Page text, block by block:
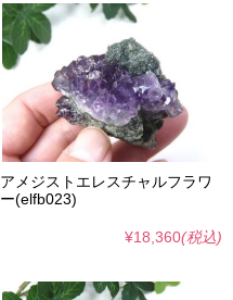
アメジストエレスチャルフラワ
ー(elfb023)
¥18,360(税込)